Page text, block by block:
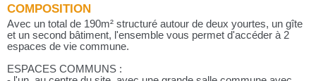
COMPOSITION
Avec un total de 190m² structuré autour de deux yourtes, un gîte
et un second bâtiment, l'ensemble vous permet d'accéder à 2
espaces de vie commune.
ESPACES COMMUNS :